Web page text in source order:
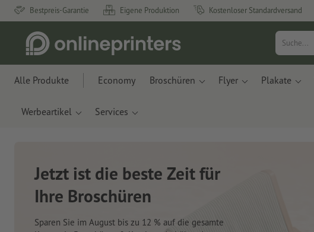
Bestpreis-Garantie Eigene Produktion Kostenloser Standardversand
Alle Produkte Economy Broschüren Flyer Plakate
Werbeartikel Services
Neue Notizbücher &
Planer für Ihren
Schreibtisch